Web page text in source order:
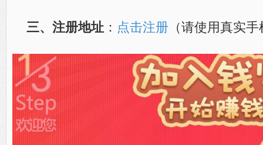
三、注册地址 ： 点击注册 （请使用真实